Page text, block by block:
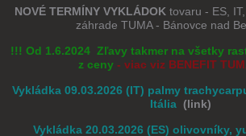
NOVÉ TERMÍNY VYKLÁDOK tovaru - ES,
záhrade TUMA - Bánovce nad
!!! Od 1.6.2024 Zľavy takmer na všetky
z ceny - viac viz BENEFIT
Vykládka 09.03.2026 (IT) palmy
Itália (link)
Vykládka 20.03.2026 (ES) olivovníky,